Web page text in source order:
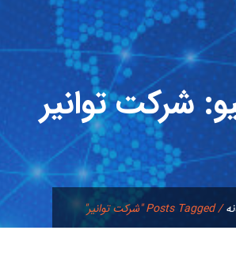
شرکت توانیر
/Posts Tagged "شرکت توانیر"